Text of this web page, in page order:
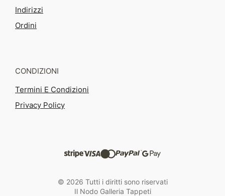
Indirizzi
Ordini
CONDIZIONI
Termini E Condizioni
Privacy Policy
© 2026 Tutti i diritti sono riservati
Il Nodo Galleria Tappeti